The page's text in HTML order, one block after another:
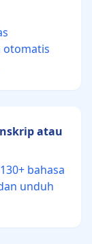
otomatis
atau
bahasa
unduh